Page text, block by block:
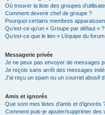
Où trouver la liste des groupes
Comment devenir chef de groupe ?
Pourquoi certains membres
Qu’est-ce qu’un « Groupe par défaut » ?
Qu’est-ce que le lien « L’équipe du
Messagerie privée
Je ne peux pas envoyer de messages
Je reçois sans arrêt des messages
J’ai reçu un spam ou un courriel abusif
Amis et ignorés
Que sont mes listes d’amis et d’ignorés
Comment puis-je ajouter/supprimer des